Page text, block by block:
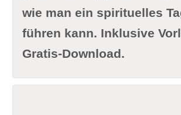
wie man ein spirituelles
führen kann. Inklusive
Gratis-Download.